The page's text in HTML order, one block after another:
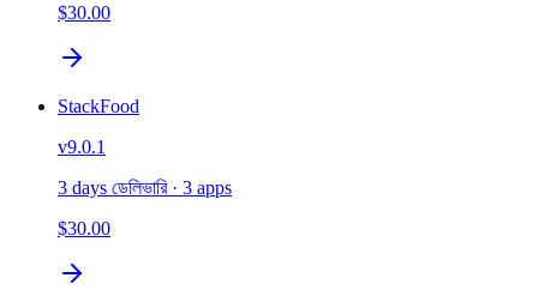
$30.00
StackFood
v9.0.1
3 days ডেলিভারি· 3 apps
$30.00